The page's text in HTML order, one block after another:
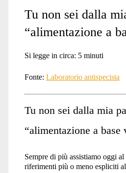
Tu non sei dalla
“alimentazione a
Si legge in circa: 5 minuti
Fonte: Laboratorio antispecista
Tu non sei dalla mia
“alimentazione a base
Sempre di più assistiamo oggi
riferimenti più o meno espliciti